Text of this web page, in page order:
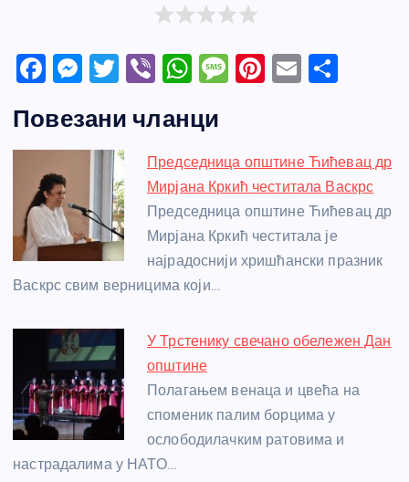
F
c
e
b
o
o
k
M
ss
e
n
g
er
T
itt
er
Vi
er
W
at
s
A
p
p
M
a
g
e
Pi
e
st
E
e
Повезани чланци
Председница општине Ћићевац др
Мирјана Кркић честитала Васкрс
Председница општине Ћићевац др
Мирјана Кркић честитала је
најрадоснији хришћански празник
Васкрс свим верницима који…
У Трстенику свечано обележен Дан
општине
Полагањем венаца и цвећа на
споменик палим борцима у
ослободилачким ратовима и
настрадалима у НАТО…